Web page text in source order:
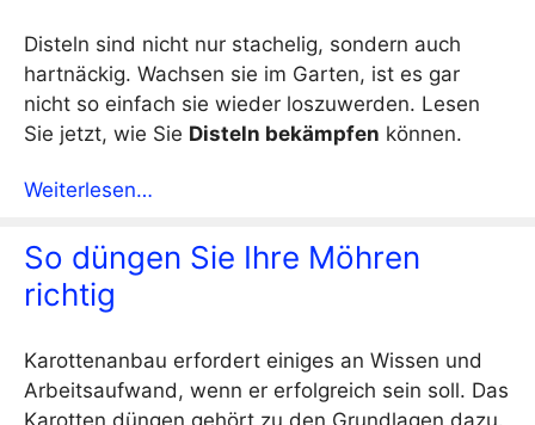
Disteln sind nicht nur stachelig, sondern auch
hartnäckig. Wachsen sie im Garten, ist es gar
nicht so einfach sie wieder loszuwerden. Lesen
Sie jetzt, wie Sie Disteln bekämpfen können.
Weiterlesen…
So düngen Sie Ihre Möhren
richtig
Karottenanbau erfordert einiges an Wissen und
Arbeitsaufwand, wenn er erfolgreich sein soll. Das
Karotten düngen gehört zu den Grundlagen dazu.